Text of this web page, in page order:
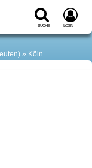
Suche Login
Köln